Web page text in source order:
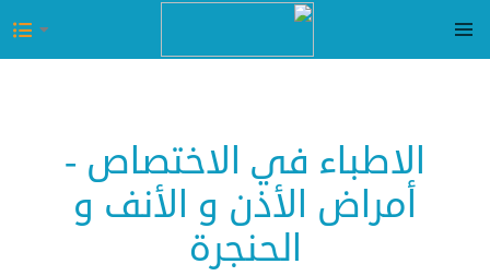
الاطباء في الاختصاص -
أمراض الأذن و الأنف و
الحنجرة